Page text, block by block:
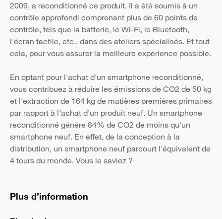
2009, a reconditionné ce produit. Il a été soumis à un
contrôle approfondi comprenant plus de 60 points de
contrôle, tels que la batterie, le Wi-Fi, le Bluetooth,
l'écran tactile, etc., dans des ateliers spécialisés. Et tout
cela, pour vous assurer la meilleure expérience possible.
En optant pour l'achat d'un smartphone reconditionné,
vous contribuez à réduire les émissions de CO2 de 50 kg
et l'extraction de 164 kg de matières premières primaires
par rapport à l'achat d'un produit neuf. Un smartphone
reconditionné génère 84% de CO2 de moins qu'un
smartphone neuf. En effet, de la conception à la
distribution, un smartphone neuf parcourt l'équivalent de
4 tours du monde. Vous le saviez ?
Plus d’information